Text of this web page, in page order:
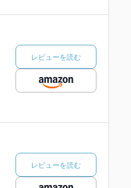
レビューを読む
レビューを読む